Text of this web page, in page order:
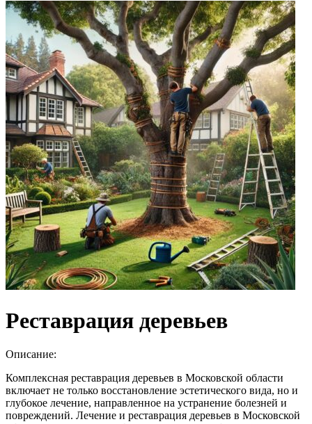
Реставрация деревьев
Описание:
Комплексная реставрация деревьев в Московской области
включает не только восстановление эстетического вида, но и
глубокое лечение, направленное на устранение болезней и
повреждений. Лечение и реставрация деревьев в Московской